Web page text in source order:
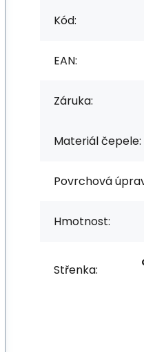
Kód:
EAN:
Záruka:
Materiál čepele:
Povrchová
Hmotnost:
Střenka: